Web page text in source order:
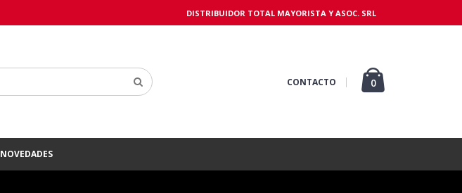
DISTRIBUIDOR TOTAL MAYORISTA Y ASOC. SRL
CONTACTO 0
NOVEDADES